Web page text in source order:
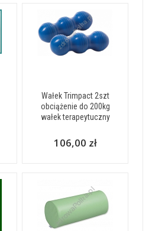
Wałek Trimpact 2szt
obciążenie do 200kg
wałek terapeytuczny
106,00 zł